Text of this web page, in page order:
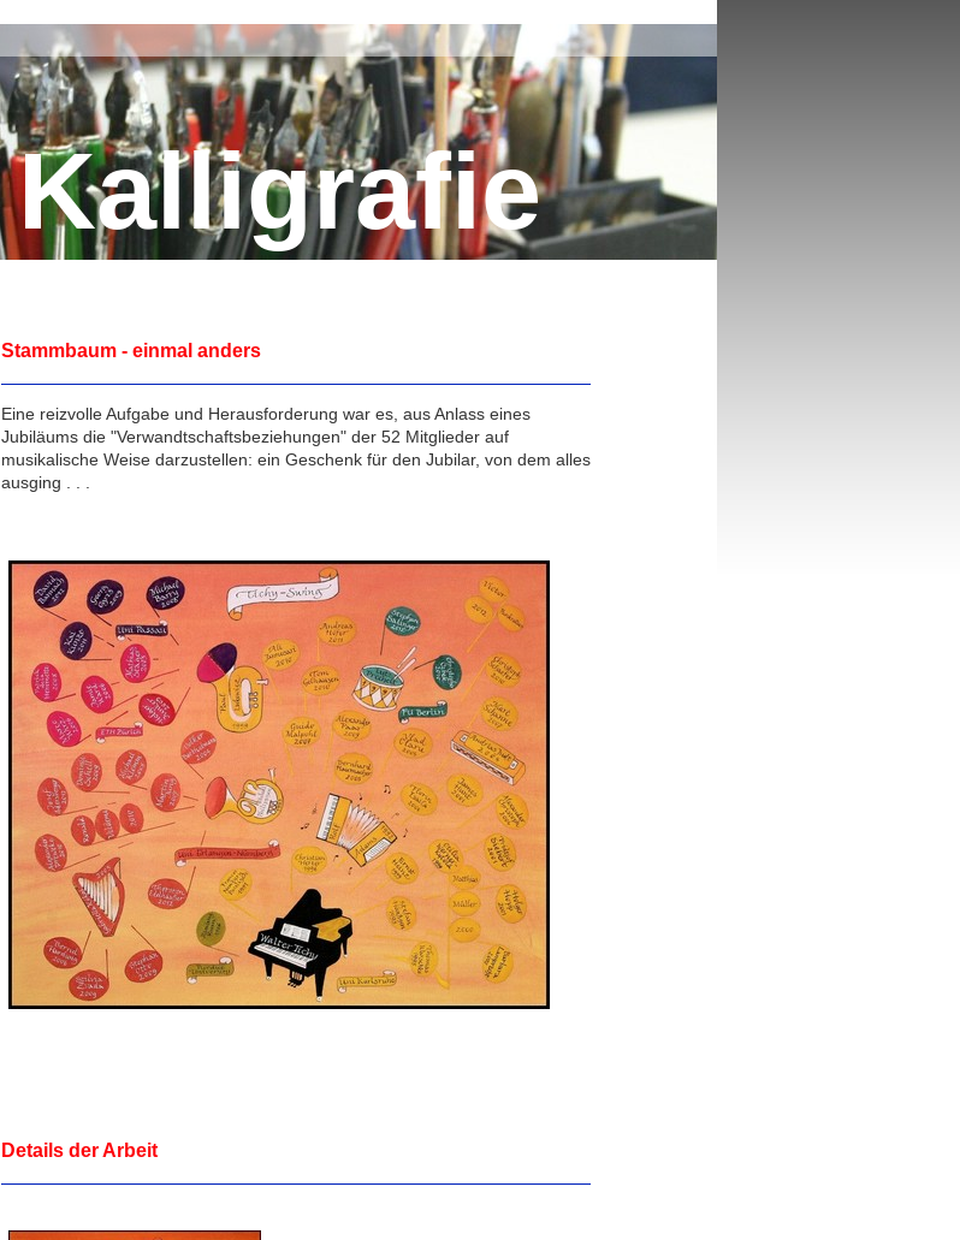
Kalligrafie
Stammbaum - einmal anders
Eine reizvolle Aufgabe und Herausforderung war es, aus Anlass eines
Jubiläums die "Verwandtschaftsbeziehungen" der 52 Mitglieder auf
musikalische Weise darzustellen: ein Geschenk für den Jubilar, von dem alles
ausging . . .
Details der Arbeit